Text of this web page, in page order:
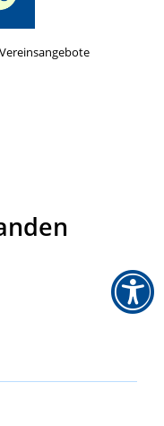
Vereinsangebote